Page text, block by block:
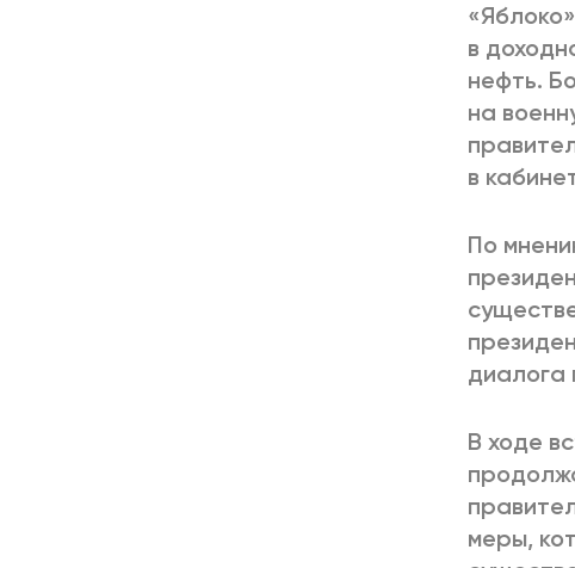
в
нефть.
на
в
По
диалога
В ходе
меры,